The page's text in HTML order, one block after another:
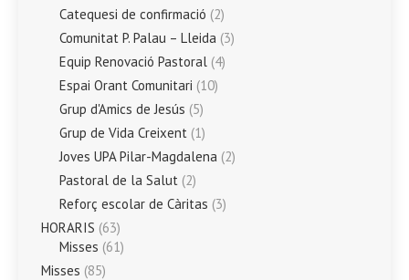
Catequesi de confirmació (2)
Comunitat P. Palau – Lleida (3)
Equip Renovació Pastoral (4)
Espai Orant Comunitari (10)
Grup d'Amics de Jesús (5)
Grup de Vida Creixent (1)
Joves UPA Pilar-Magdalena (2)
Pastoral de la Salut (2)
Reforç escolar de Càritas (3)
HORARIS (63)
Misses (61)
Misses (85)